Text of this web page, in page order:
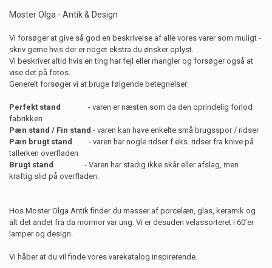
Moster Olga - Antik & Design
Vi forsøger at give så god en beskrivelse af alle vores varer som muligt -
skriv gerne hvis der er noget ekstra du ønsker oplyst.
Vi beskriver altid hvis en ting har fejl eller mangler og forsøger også at
vise det på fotos.
Generelt forsøger vi at bruge følgende betegnelser:
Perfekt stand - varen er næsten som da den oprindelig forlod
fabrikken
Pæn stand / Fin stand - varen kan have enkelte små brugsspor / ridser
Pæn brugt stand
- varen har nogle ridser f.eks. ridser fra knive på
tallerken overfladen
Brugt stand
- Varen har stadig ikke skår eller afslag, men
kraftig slid på overfladen.
Hos Moster Olga Antik finder du masser af porcelæn, glas, keramik og
alt det andet fra da mormor var ung. Vi er desuden velassorteret i 60’er
lamper og design.
Vi håber at du vil finde vores varekatalog inspirerende.